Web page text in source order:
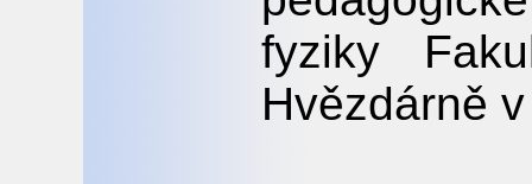
fyziky
Hvězdárně